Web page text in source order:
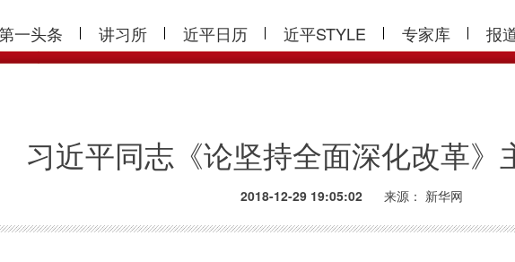
一头条 讲习所 近平日历 近平STYLE 专家库 报
习近平同志《论坚持全面深化改革》
2018-12-29 19:05:02 来源： 新华网